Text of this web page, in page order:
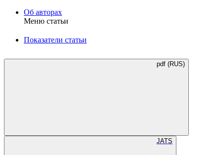
Об авторах
Меню статьи
Показатели статьи
pdf (RUS)
JATS